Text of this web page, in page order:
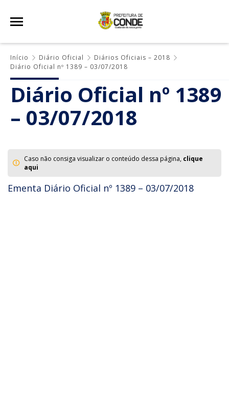
Início Diário Oficial
Diários Oficiais – 2018
Diário Oficial nº 1389 – 03/07/2018
Diário Oficial nº 1389
– 03/07/2018
Caso não consiga visualizar o conteúdo dessa página, clique
aqui
Ementa Diário Oficial nº 1389 – 03/07/2018